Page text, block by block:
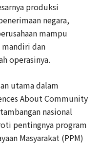
produksi
negara,
mampu
mandiri dan
operasinya.
utama dalam
About Community
nasional
pentingnya program
Masyarakat (PPM)